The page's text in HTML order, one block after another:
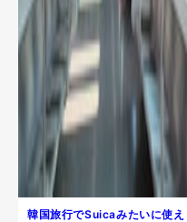
韓国旅行でSuicaみたいに使え